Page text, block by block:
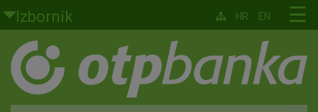
Skoči na glavni sadržaj
Izbornik
Građani
Privatno bankarstvo
☰
HR EN